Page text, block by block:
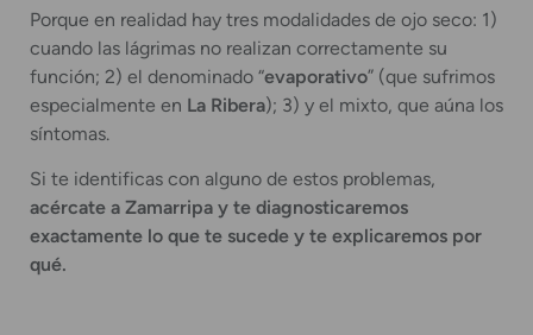
Porque en realidad hay tres modalidades de ojo seco: 1)
cuando las lágrimas no realizan correctamente su
función; 2) el denominado “evaporativo” (que sufrimos
especialmente en La Ribera); 3) y el mixto, que aúna los
síntomas.
Si te identificas con alguno de estos problemas,
acércate a Zamarripa y te diagnosticaremos
exactamente lo que te sucede y te explicaremos por
qué.